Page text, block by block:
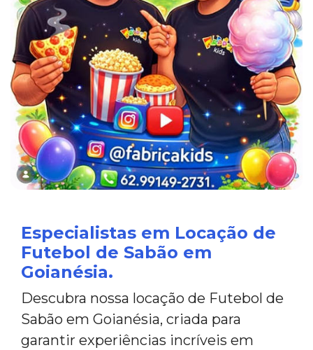
Especialistas em Locação de
Futebol de Sabão em
Goianésia.
Descubra nossa locação de Futebol de
Sabão em Goianésia, criada para
garantir experiências incríveis em